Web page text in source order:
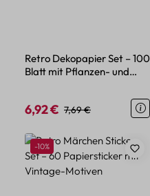
Retro Dekopapier Set – 100
Blatt mit Pflanzen- und
Verkaufspreis:
6,92 € Regulärer Preis:
7,69 €
Rabatt
-10%